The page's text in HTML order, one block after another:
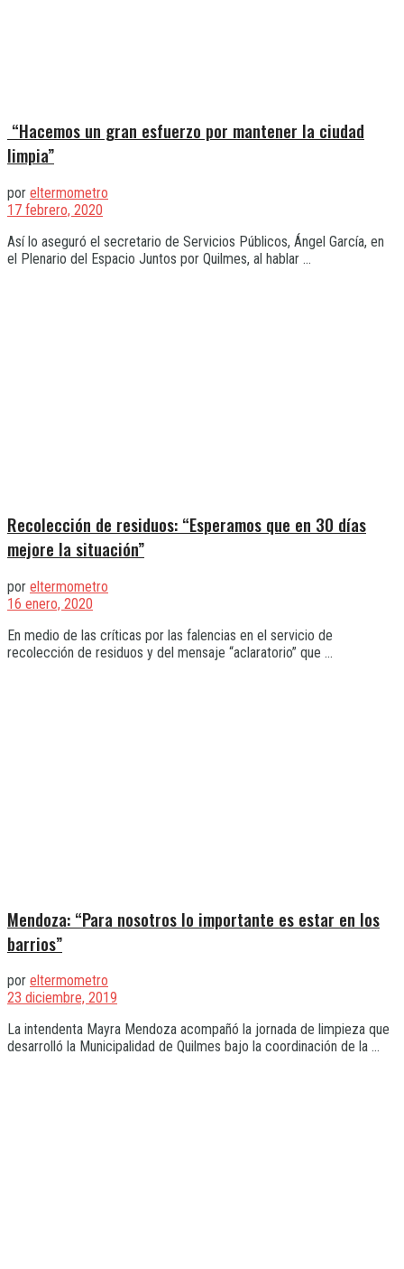
“Hacemos un gran esfuerzo por mantener la ciudad
limpia”
por eltermometro
17 febrero, 2020
Así lo aseguró el secretario de Servicios Públicos, Ángel García, en
el Plenario del Espacio Juntos por Quilmes, al hablar ...
Recolección de residuos: “Esperamos que en 30 días
mejore la situación”
por eltermometro
16 enero, 2020
En medio de las críticas por las falencias en el servicio de
recolección de residuos y del mensaje “aclaratorio” que ...
Mendoza: “Para nosotros lo importante es estar en los
barrios”
por eltermometro
23 diciembre, 2019
La intendenta Mayra Mendoza acompañó la jornada de limpieza que
desarrolló la Municipalidad de Quilmes bajo la coordinación de la ...